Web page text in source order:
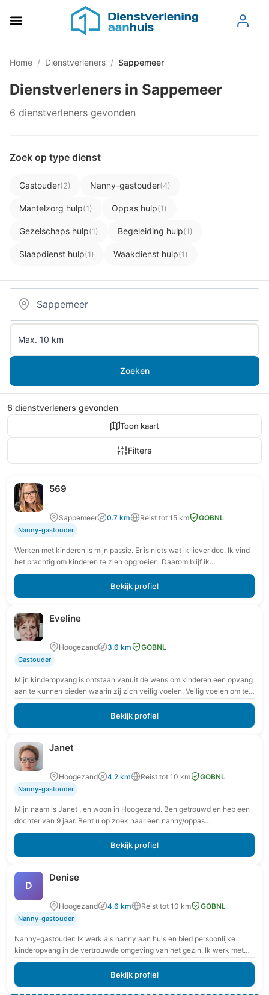
Home / Dienstverleners / Sappemeer
Dienstverleners in Sappemeer
6 dienstverleners gevonden
Zoek op type dienst
Gastouder(2) Nanny-gastouder(4)
Mantelzorg hulp(1) Oppas hulp(1)
Gezelschaps hulp(1) Begeleiding hulp(1)
Slaapdienst hulp(1) Waakdienst hulp(1)
Zoeken
6 dienstverleners gevonden
Toon kaart
Filters
569
Sappemeer 0.7 km Reist tot 15 km GOBNL
Nanny-gastouder
Werken met kinderen is mijn passie. Er is niets wat ik liever doe. Ik vind
het prachtig om kinderen te zien opgroeien. Daarom blijf ik…
Bekijk profiel
Eveline
Hoogezand 3.6 km GOBNL
Gastouder
Mijn kinderopvang is ontstaan vanuit de wens om kinderen een opvang
aan te kunnen bieden waarin zij zich veilig voelen. Veilig voelen om te
ontdekken…
Bekijk profiel
Janet
Hoogezand 4.2 km Reist tot 10 km GOBNL
Nanny-gastouder
Mijn naam is Janet , en woon in Hoogezand. Ben getrouwd en heb een
dochter van 9 jaar. Bent u op zoek naar een nanny/oppas…
Bekijk profiel
D
Denise
Hoogezand 4.6 km Reist tot 10 km GOBNL
Nanny-gastouder
Nanny-gastouder: Ik werk als nanny aan huis en bied persoonlijke
kinderopvang in de vertrouwde omgeving van het gezin. Ik werk met
extra aandacht voor rust,…
Bekijk profiel